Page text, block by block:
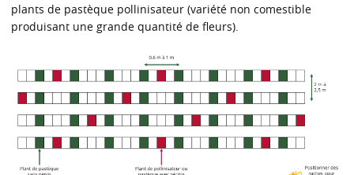
plants de pastèque pollinisateur (variété non comestible
produisant une grande quantité de fleurs).